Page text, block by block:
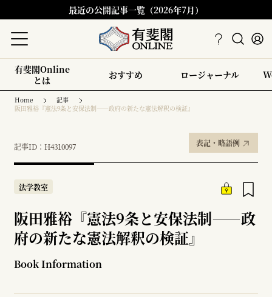
最近の公開記事一覧（2026年7月）
有斐閣Online
とは
おすすめ ロージャーナル
Home
記事
阪田雅裕『憲法9条と安保法制――政府の新たな憲法解釈の検証』
記事ID：H4310097 表記・略語例
法学教室
阪田雅裕『憲法9条と安保法制――政
府の新たな憲法解釈の検証』
Book Information